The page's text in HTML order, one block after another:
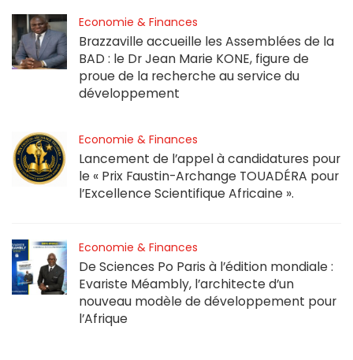
Economie & Finances
Brazzaville accueille les Assemblées de la
BAD : le Dr Jean Marie KONE, figure de
proue de la recherche au service du
développement
Economie & Finances
Lancement de l’appel à candidatures pour
le « Prix Faustin-Archange TOUADÉRA pour
l’Excellence Scientifique Africaine ».
Economie & Finances
De Sciences Po Paris à l’édition mondiale :
Evariste Méambly, l’architecte d’un
nouveau modèle de développement pour
l’Afrique